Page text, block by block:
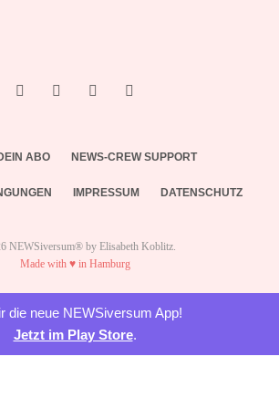
ABO NEWS-CREW SUPPORT
IMPRESSUM DATENSCHUTZ
NEWSiversum® by Elisabeth Koblitz.
Made with ♥ in Hamburg
die neue NEWSiversum App!
Jetzt im Play Store.